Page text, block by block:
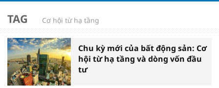
TAG Cơ hội từ hạ tầng
Chu kỳ mới của bất động sản: Cơ
hội từ hạ tầng và dòng vốn đầu
tư